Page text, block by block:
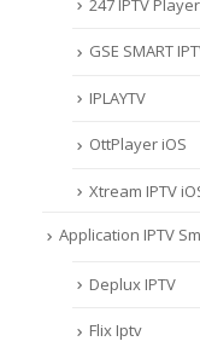
247 IPTV
‎GSE SMART
IPLAYTV
OttPlayer iOS
Xtream IPTV
Application IPTV
Deplux IPTV
Flix Iptv